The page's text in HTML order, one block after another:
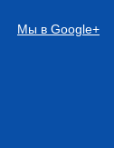
Мы в Google+